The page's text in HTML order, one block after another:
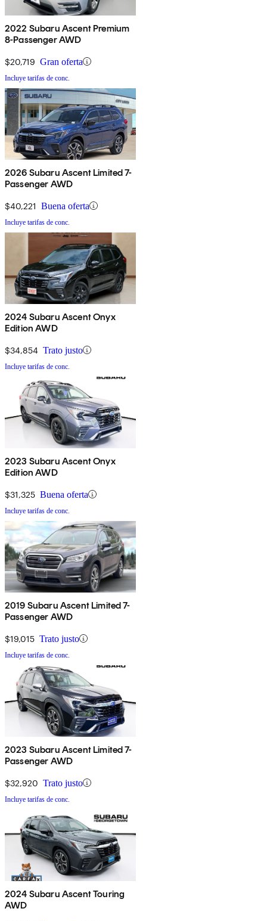
2022 Subaru Ascent Premium
8-Passenger AWD
$20,719 Gran oferta
Incluye tarifas de conc.
2026 Subaru Ascent Limited 7-
Passenger AWD
$40,221 Buena oferta
Incluye tarifas de conc.
2024 Subaru Ascent Onyx
Edition AWD
$34,854 Trato justo
Incluye tarifas de conc.
2023 Subaru Ascent Onyx
Edition AWD
$31,325 Buena oferta
Incluye tarifas de conc.
2019 Subaru Ascent Limited 7-
Passenger AWD
$19,015 Trato justo
Incluye tarifas de conc.
2023 Subaru Ascent Limited 7-
Passenger AWD
$32,920 Trato justo
Incluye tarifas de conc.
2024 Subaru Ascent Touring
AWD